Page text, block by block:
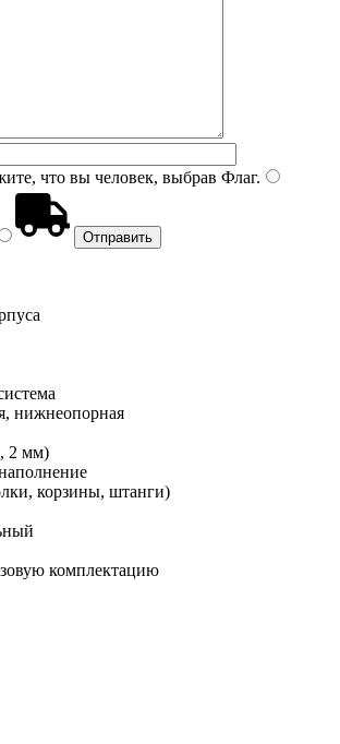
что вы человек, выбрав Флаг.
нижнеопорная
2 мм)
корзины, штанги)
комплектацию